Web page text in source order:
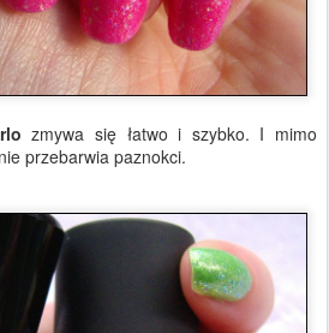
zmywa się łatwo i szybko. I mimo
przebarwia paznokci.